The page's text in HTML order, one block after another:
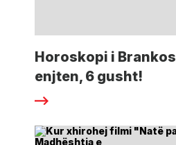
Horoskopi i
enjten, 6 gusht!